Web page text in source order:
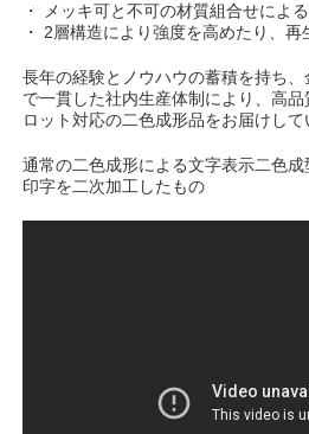
・ メッキ可と不可の材質組合せによ
・ 2層構造により強度を高めたり、
長年の経験とノウハウの蓄積を持ち
で一貫した社内生産体制により、高
ロット対応の二色成形品をお届けして
通常の二色成形による文字表示二色
印字を二次加工したもの